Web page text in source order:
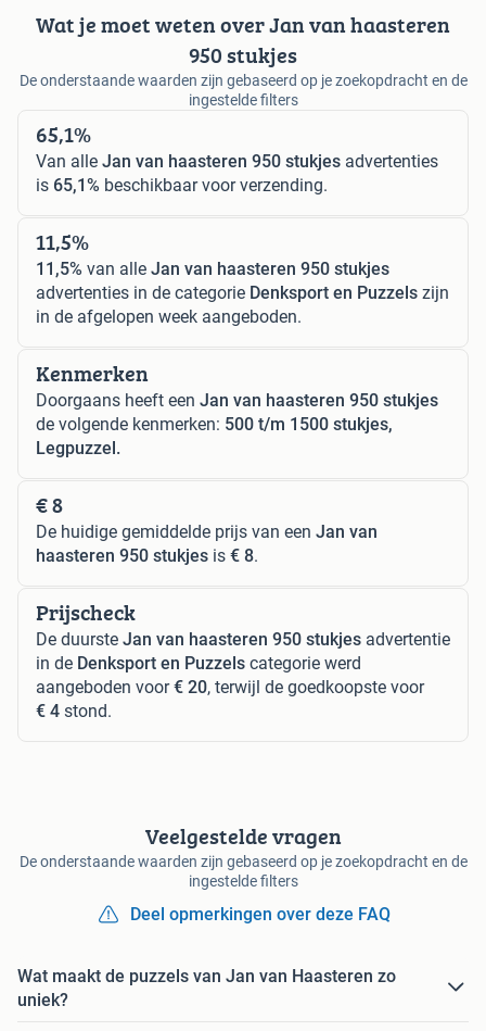
Wat je moet weten over Jan van haasteren
950 stukjes
De onderstaande waarden zijn gebaseerd op je zoekopdracht en de
ingestelde filters
65,1%
Van alle Jan van haasteren 950 stukjes advertenties
is 65,1% beschikbaar voor verzending.
11,5%
11,5% van alle Jan van haasteren 950 stukjes
advertenties in de categorie Denksport en Puzzels zijn
in de afgelopen week aangeboden.
Kenmerken
Doorgaans heeft een Jan van haasteren 950 stukjes
de volgende kenmerken: 500 t/m 1500 stukjes,
Legpuzzel.
€ 8
De huidige gemiddelde prijs van een Jan van
haasteren 950 stukjes is € 8.
Prijscheck
De duurste Jan van haasteren 950 stukjes advertentie
in de Denksport en Puzzels categorie werd
aangeboden voor€ 20, terwijl de goedkoopste voor
€ 4 stond.
Veelgestelde vragen
De onderstaande waarden zijn gebaseerd op je zoekopdracht en de
ingestelde filters
Deel opmerkingen over deze FAQ
Wat maakt de puzzels van Jan van Haasteren zo
uniek?